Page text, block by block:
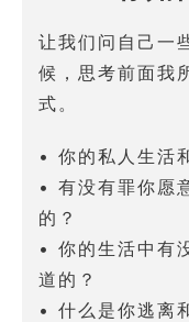
让我们问自己一
候，思考前面我
式。
• 你的私人生活
• 有没有罪你愿
的？
• 你的生活中有
道的？
• 什么是你逃离